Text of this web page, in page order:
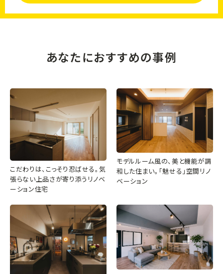
あなたにおすすめの事例
こだわりは、こっそり忍ばせる。気
張らない上品さが寄り添うリノベ
ーション住宅
モデルルーム風の、美と機能が調
和した住まい。「魅せる」空間リノ
ベーション